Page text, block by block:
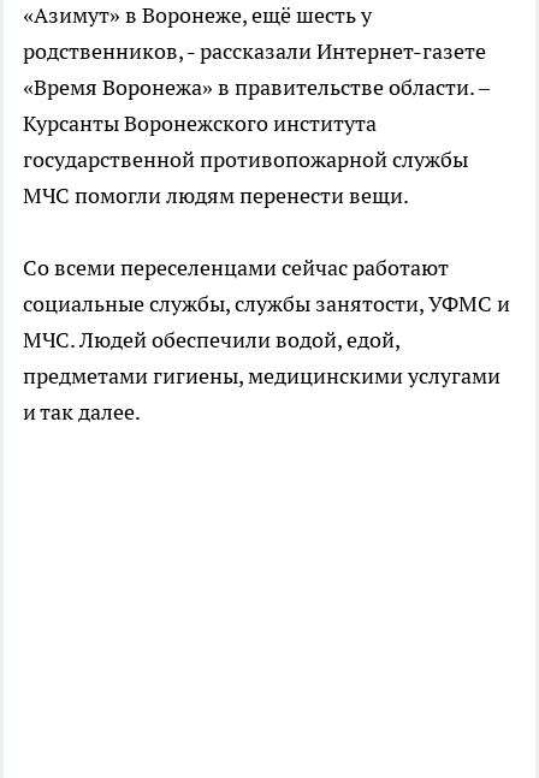
«Азимут» в Воронеже, ещё шесть у
родственников, - рассказали Интернет-газете
«Время Воронежа» в правительстве области. –
Курсанты Воронежского института
государственной противопожарной службы
МЧС помогли людям перенести вещи.
Со всеми переселенцами сейчас работают
социальные службы, службы занятости, УФМС и
МЧС. Людей обеспечили водой, едой,
предметами гигиены, медицинскими услугами
и так далее.